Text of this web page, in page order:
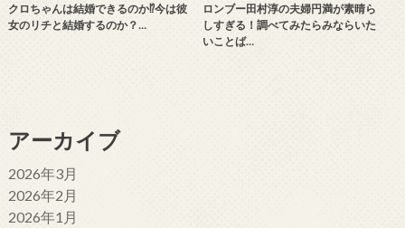
クロちゃんは結婚できるのか⁉今は彼
女のリチと結婚するのか？…
ロンブー田村淳の夫婦円満が素晴ら
しすぎる！調べてみたらみならいた
いことば…
アーカイブ
2026年3月
2026年2月
2026年1月